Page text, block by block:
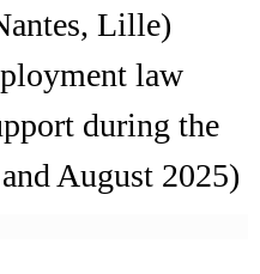
Lille)
law
during the
August 2025)